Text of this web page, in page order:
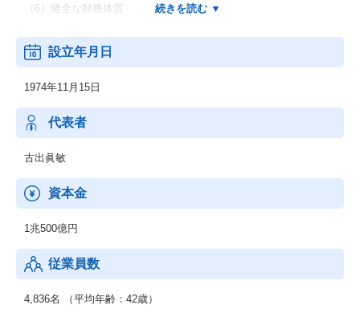
（6）健全な財務体質
・「『生きる』を創る。」をブランドプロミスに掲げ、時代の変
化に合わせた先進的な商品・サービスによる新たな価値を提供。
で、現在は「生きる」を創るリーディングカンパニーとして、が
ん保険や医療保険をはじめとする約2200万件の契約をお預かりす
る保険会社にまで成長。
・人生100年時代を迎えるなか、お客様が「生きるリスク」にしっ
かりと備えていただくため、公的制度や医療環境の変化、さらに
る「アフラック式」を展開。
設立年月日
1974年11月15日
代表者
古出眞敏
資本金
1兆500億円
従業員数
4,836名 （平均年齢：42歳）